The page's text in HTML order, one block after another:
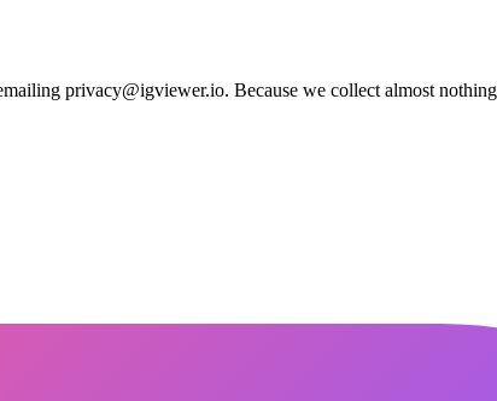
privacy@igviewer.io. Because we collect almost